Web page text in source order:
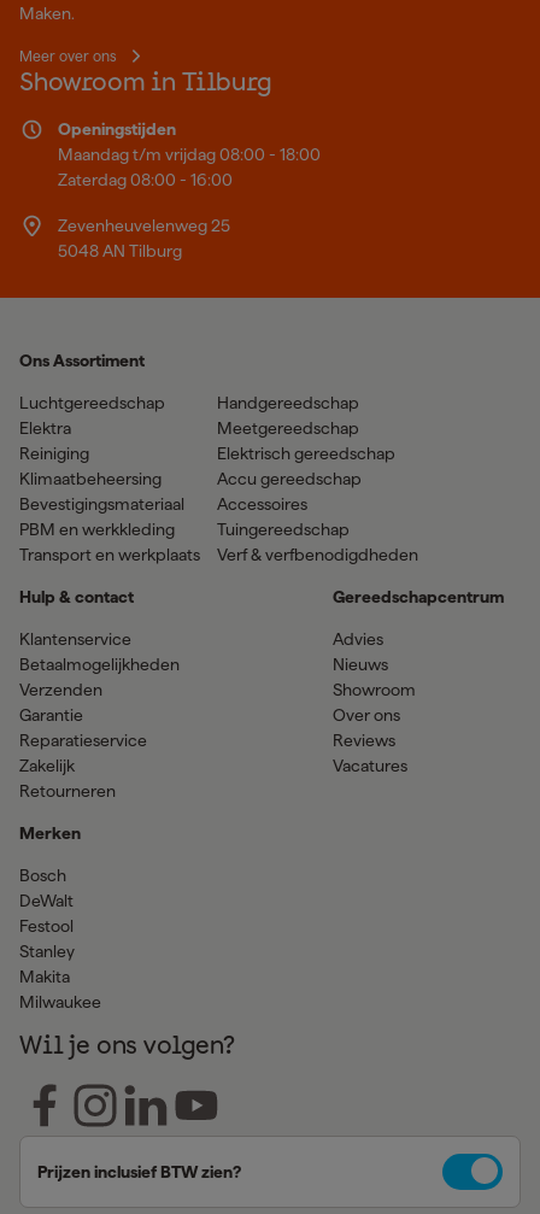
Maken.
Meer over ons
Showroom in Tilburg
Openingstijden
Maandag t/m vrijdag 08:00 - 18:00
Zaterdag 08:00 - 16:00
Zevenheuvelenweg 25
5048 AN Tilburg
Ons Assortiment
Luchtgereedschap
Elektra
Reiniging
Klimaatbeheersing
Bevestigingsmateriaal
PBM en werkkleding
Transport en werkplaats
Handgereedschap
Meetgereedschap
Elektrisch gereedschap
Accu gereedschap
Accessoires
Tuingereedschap
Verf & verfbenodigdheden
Hulp & contact
Klantenservice
Betaalmogelijkheden
Verzenden
Garantie
Reparatieservice
Zakelijk
Retourneren
Merken
Bosch
DeWalt
Festool
Stanley
Makita
Milwaukee
Gereedschapcentrum
Advies
Nieuws
Showroom
Over ons
Reviews
Vacatures
Wil je ons volgen?
Prijzen inclusief BTW zien?